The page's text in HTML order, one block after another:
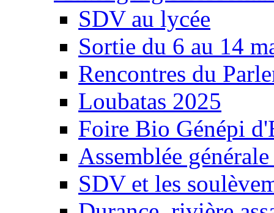
SDV au lycée
Sortie du 6 au 14
Rencontres du
Loubatas 2025
Foire Bio Génépi
Assemblée
SDV et les